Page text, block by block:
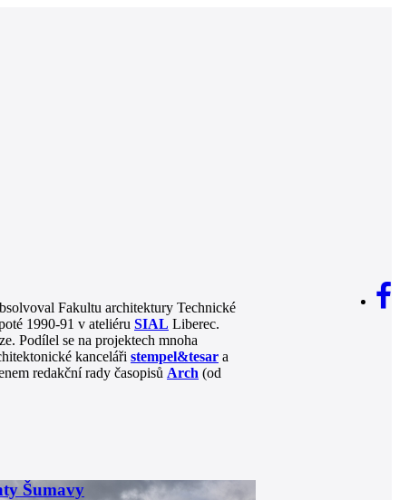
Fakultu architektury Technické
1990-91 v ateliéru SIAL Liberec.
Podílel se na projektech mnoha
kanceláři stempel&tesar a
redakční rady časopisů Arch (od
Šumavy